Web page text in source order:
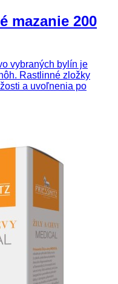
mazanie 200
vybraných bylín je
Rastlinné zložky
a uvoľnenia po